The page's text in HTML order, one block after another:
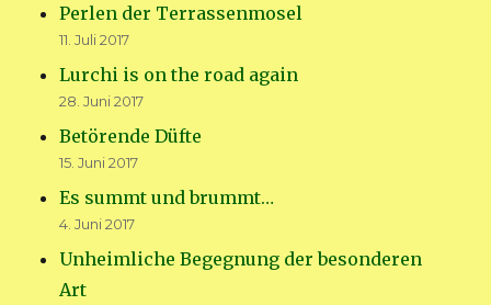
Perlen der Terrassenmosel
11. Juli 2017
Lurchi is on the road again
28. Juni 2017
Betörende Düfte
15. Juni 2017
Es summt und brummt…
4. Juni 2017
Unheimliche Begegnung der besonderen
Art